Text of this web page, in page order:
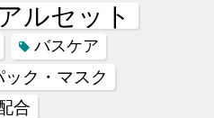
ルセット
バスケア
ック・マスク
合